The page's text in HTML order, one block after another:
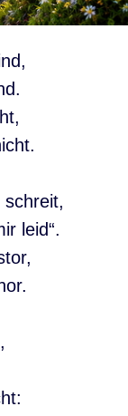
schreit,
leid“.